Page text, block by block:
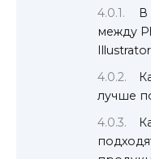
В
между
лучше